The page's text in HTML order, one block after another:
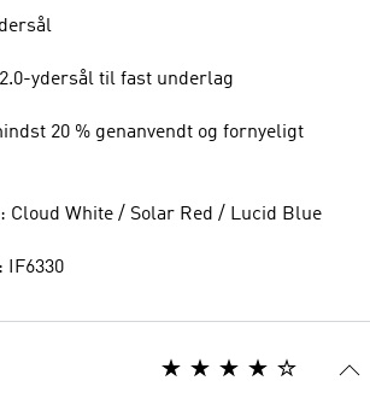
ydersål til fast underlag
20 % genanvendt og fornyeligt
Cloud White / Solar Red / Lucid Blue
IF6330